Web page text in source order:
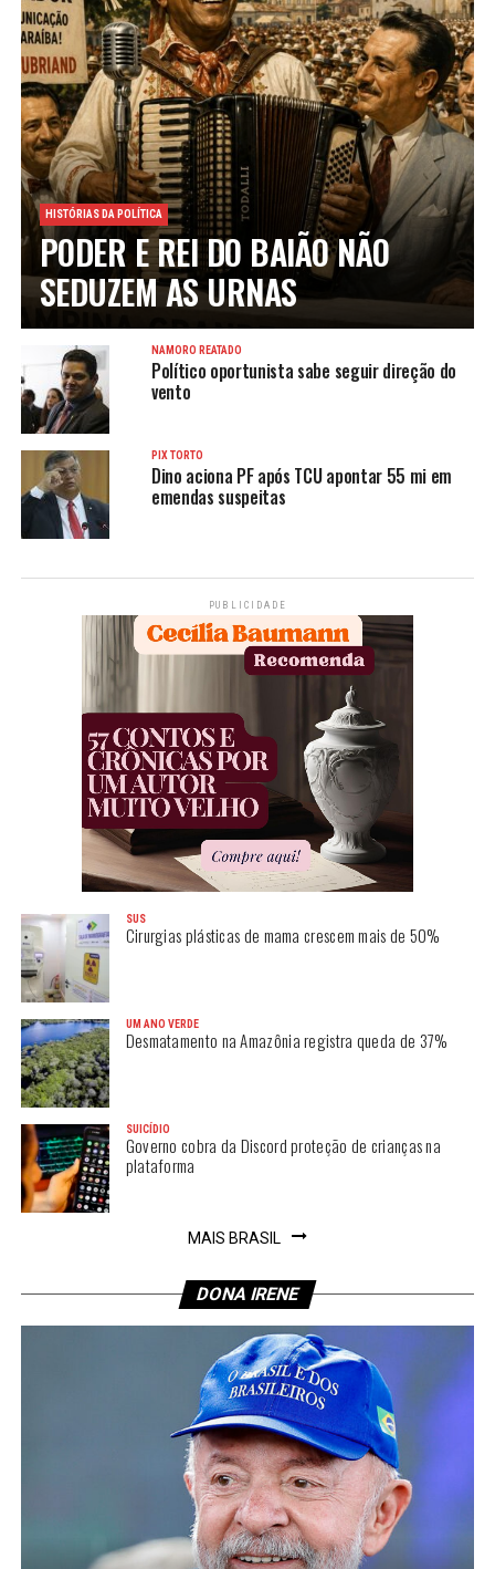
HISTÓRIAS DA POLÍTICA
PODER E REI DO BAIÃO NÃO
SEDUZEM AS URNAS
NAMORO REATADO
Político oportunista sabe seguir direção do
vento
PIX TORTO
Dino aciona PF após TCU apontar 55 mi em
emendas suspeitas
PUBLICIDADE
SUS
Cirurgias plásticas de mama crescem mais de 50%
UM ANO VERDE
Desmatamento na Amazônia registra queda de 37%
SUICÍDIO
Governo cobra da Discord proteção de crianças na
plataforma
MAIS BRASIL
DONA IRENE